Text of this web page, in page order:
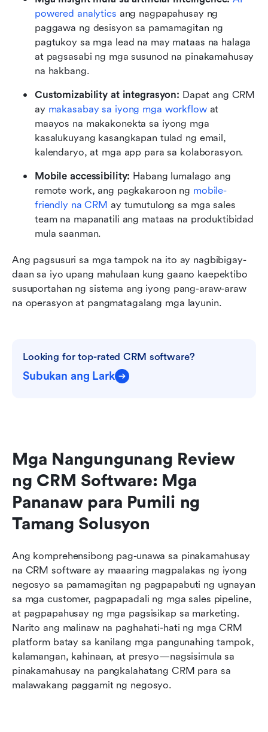
powered analytics ang nagpapahusay ng
paggawa ng desisyon sa pamamagitan ng
pagtukoy sa mga lead na may mataas na halaga
at pagsasabi ng mga susunod na pinakamahusay
na hakbang.
Customizability at integrasyon: Dapat ang CRM
ay makasabay sa iyong mga workflow at
maayos na makakonekta sa iyong mga
kasalukuyang kasangkapan tulad ng email,
kalendaryo, at mga app para sa kolaborasyon.
Mobile accessibility: Habang lumalago ang
remote work, ang pagkakaroon ng mobile-
friendly na CRM ay tumutulong sa mga sales
team na mapanatili ang mataas na produktibidad
mula saanman.
Ang pagsusuri sa mga tampok na ito ay nagbibigay-
daan sa iyo upang mahulaan kung gaano kaepektibo
susuportahan ng sistema ang iyong pang-araw-araw
na operasyon at pangmatagalang mga layunin.
Looking for top-rated CRM software?
Subukan ang Lark
Mga Nangungunang Review
ng CRM Software: Mga
Pananaw para Pumili ng
Tamang Solusyon
Ang komprehensibong pag-unawa sa pinakamahusay
na CRM software ay maaaring magpalakas ng iyong
negosyo sa pamamagitan ng pagpapabuti ng ugnayan
sa mga customer, pagpapadali ng mga sales pipeline,
at pagpapahusay ng mga pagsisikap sa marketing.
Narito ang malinaw na paghahati-hati ng mga CRM
platform batay sa kanilang mga pangunahing tampok,
kalamangan, kahinaan, at presyo—nagsisimula sa
pinakamahusay na pangkalahatang CRM para sa
malawakang paggamit ng negosyo.